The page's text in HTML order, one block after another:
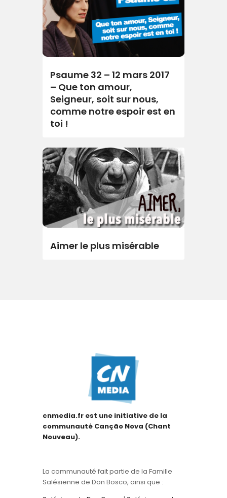
Psaume 32 – 12 mars 2017
– Que ton amour,
Seigneur, soit sur nous,
comme notre espoir est en
toi !
Aimer le plus misérable
cnmedia.fr est une initiative de la
communauté Canção Nova (Chant
Nouveau).
La communauté fait partie de la Famille
Salésienne de Don Bosco, ainsi que :